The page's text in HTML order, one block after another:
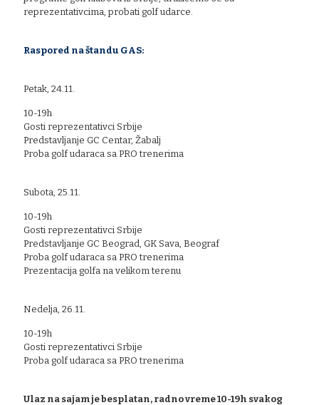
reprezentativcima, probati golf udarce.
Raspored na štandu GAS:
Petak, 24.11.
10-19h
Gosti reprezentativci Srbije
Predstavljanje GC Centar, Žabalj
Proba golf udaraca sa PRO trenerima
Subota, 25.11.
10-19h
Gosti reprezentativci Srbije
Predstavljanje GC Beograd, GK Sava, Beograf
Proba golf udaraca sa PRO trenerima
Prezentacija golfa na velikom terenu
Nedelja, 26.11.
10-19h
Gosti reprezentativci Srbije
Proba golf udaraca sa PRO trenerima
Ulaz na sajam je besplatan, radno vreme 10-19h svakog